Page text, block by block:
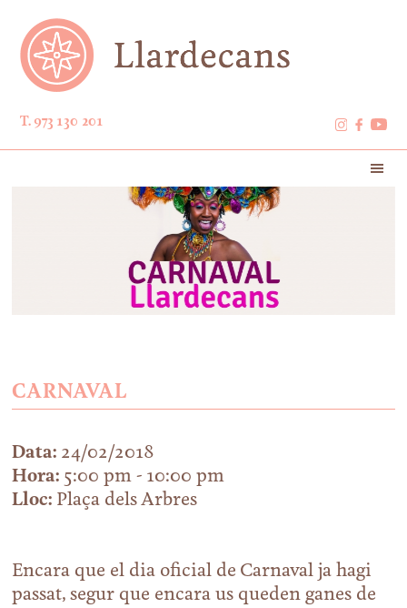
T. 973 130 201
CARNAVAL
Data: 24/02/2018
Hora: 5:00 pm - 10:00 pm
Lloc: Plaça dels Arbres
Encara que el dia oficial de Carnaval ja hagi
passat, segur que encara us queden ganes de